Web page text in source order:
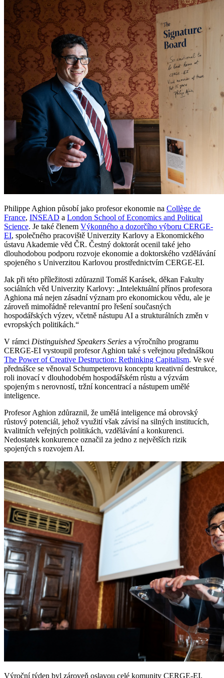
Philippe Aghion působí jako profesor ekonomie na Collège de
France, INSEAD a London School of Economics and Political
Science. Je také členem Výkonného a dozorčího výboru CERGE-
EI, společného pracoviště Univerzity Karlovy a Ekonomického
ústavu Akademie věd ČR. Čestný doktorát ocenil také jeho
dlouhodobou podporu rozvoje ekonomie a doktorského vzdělávání
spojeného s Univerzitou Karlovou prostřednictvím CERGE-EI.
Jak při této příležitosti zdůraznil Tomáš Karásek, děkan Fakulty
sociálních věd Univerzity Karlovy: „Intelektuální přínos profesora
Aghiona má nejen zásadní význam pro ekonomickou vědu, ale je
zároveň mimořádně relevantní pro řešení současných
hospodářských výzev, včetně nástupu AI a strukturálních změn v
evropských politikách.“
V rámci Distinguished Speakers Series a výročního programu
CERGE-EI vystoupil profesor Aghion také s veřejnou přednáškou
The Power of Creative Destruction: Rethinking Capitalism. Ve své
přednášce se věnoval Schumpeterovu konceptu kreativní destrukce,
roli inovací v dlouhodobém hospodářském růstu a výzvám
spojeným s nerovností, tržní koncentrací a nástupem umělé
inteligence.
Profesor Aghion zdůraznil, že umělá inteligence má obrovský
růstový potenciál, jehož využití však závisí na silných institucích,
kvalitních veřejných politikách, vzdělávání a konkurenci.
Nedostatek konkurence označil za jedno z největších rizik
spojených s rozvojem AI.
Výroční týden byl zároveň oslavou celé komunity CERGE-EI.